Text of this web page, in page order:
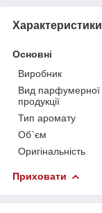
Характеристики
Основні
Виробник
Вид парфумерної
продукції
Тип аромату
Об`єм
Оригінальність
Приховати